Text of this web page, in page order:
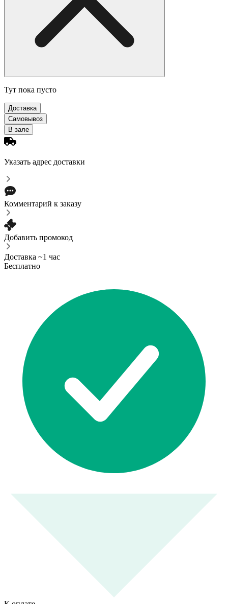
Тут пока пусто
Доставка
Самовывоз
В зале
Указать адрес доставки
Комментарий к заказу
Добавить промокод
Доставка ~1 час
Бесплатно